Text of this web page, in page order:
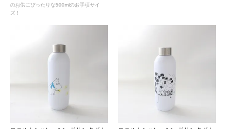
のお供にぴったりな500mlのお手頃サイ
ズ！